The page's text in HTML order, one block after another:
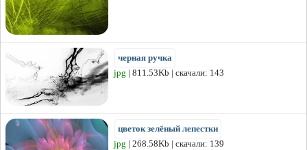
черная ручка
jpg | 811.53Kb | скачали: 143
цветок зелёный лепестки
jpg | 268.58Kb | скачали: 139